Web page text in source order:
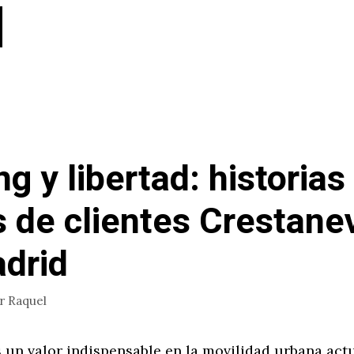
y libertad: historias
de clientes
Raquel
un valor indispensable en la movilidad urbana